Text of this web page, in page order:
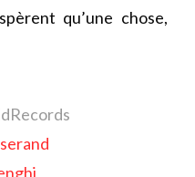
qu’une chose,